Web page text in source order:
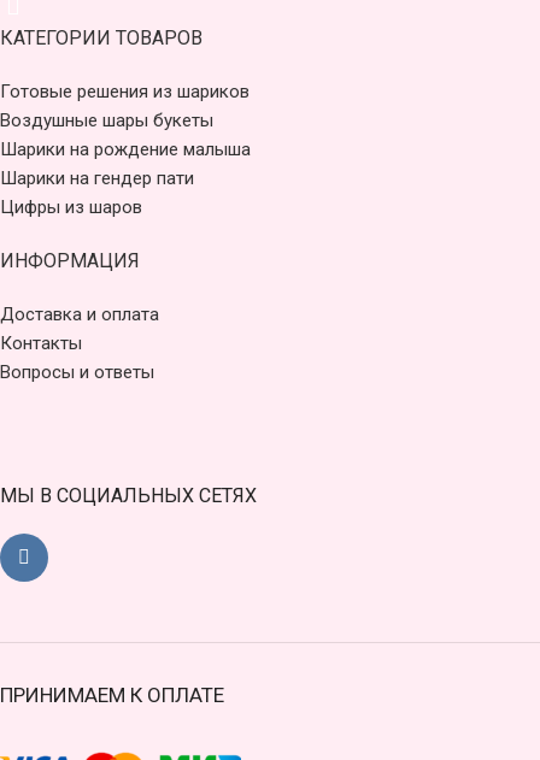
КАТЕГОРИИ ТОВАРОВ
Готовые решения из шариков
Воздушные шары букеты
Шарики на рождение малыша
Шарики на гендер пати
Цифры из шаров
ИНФОРМАЦИЯ
Доставка и оплата
Контакты
Вопросы и ответы
МЫ В СОЦИАЛЬНЫХ СЕТЯХ
ПРИНИМАЕМ К ОПЛАТЕ